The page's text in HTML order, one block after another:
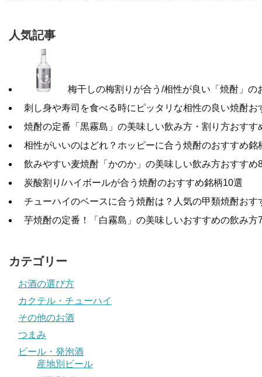
人気記事
梅干しの梅割りが合う/相性が良い「焼酎」の
刺し身や寿司を食べる時にピッタリな相性の良い焼酎お
焼酎の定番「黒霧島」の美味しい飲み方・割り方おすす
相‌性‌が‌い‌い‌の‌は‌ど‌れ？‌ホッ‌ピー‌に‌合‌う‌焼‌酎‌の‌お‌す‌す‌め‌銘‌
飲みやすい麦焼酎「かのか」の美味しい飲み方おすすめ
炭酸割り/ハイボールが合う焼酎のおすすめ銘柄10選
チューハイのベースに合う焼酎は？人気の甲類焼酎おす
芋焼酎の定番！「白霧島」の美味しいおすすめの飲み方
カテゴリー
お酒の選び方
カクテル・チューハイ
その他のお酒
つまみ
ビール・発泡酒
産地別ビール